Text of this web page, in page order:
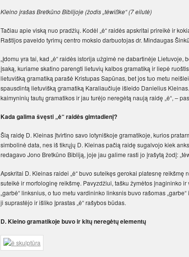
Kleino įrašas Bretkūno Biblijoje (žodis „tėwißke“ (7 eilutė)
Tačiau apie viską nuo pradžių. Kodėl „ė“ raidės apskritai prireikė ir
Raštijos paveldo tyrimų centro mokslo darbuotojas dr. Mindaugas
„Įdomu yra tai, kad „ė“ raidės istorija užgimė ne dabartinėje
įsaką, kuriame skatino parengti lietuvių kalbos gramatiką ir liepė
lietuvišką gramatiką parašė Kristupas Sapūnas, bet jos tuo metu
spausdintą lietuvišką gramatiką Karaliaučiuje išleido Danielius
kaimyninių tautų gramatikos ir jau turėjo neregėtą naują raidę „ė“, –
Kada galima švęsti „ė“ raidės gimtadienį?
Šią raidę D. Kleinas įtvirtino savo lotyniškoje gramatikoje, kurios
simbolinė data, nes iš tikrųjų D. Kleinas pačią raidę sugalvojo kiek
redagavo Jono Bretkūno Bibliją, joje jau galime rasti jo įrašytą žodį:
Apskritai D. Kleinas raidei „ė“ buvo suteikęs gerokai platesnę reikšmę
suteikė ir morfologinę reikšmę. Pavyzdžiui, tašku žymėtos įnagininko
„garbė“ linksnius, o tuo metu vardininko linksnis buvo rašomas
ji suprastėjo ir išliko įprastas „ė“ rašybos būdas.
D. Kleino gramatikoje buvo ir kitų neregėtų elementų